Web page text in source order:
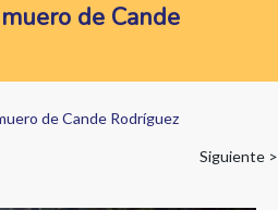
de Cande
de Cande Rodríguez
Siguiente >